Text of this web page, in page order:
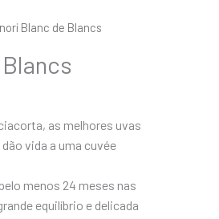
Blanc de Blancs
as melhores uvas
vida a uma cuvée
menos 24 meses nas
equilíbrio e delicada